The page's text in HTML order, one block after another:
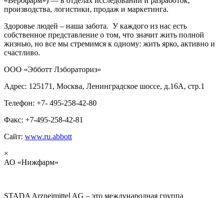
производства, логистики, продаж и маркетинга.
Здоровье людей – наша забота. У каждого из нас есть
собственное представление о том, что значит жить полной
жизнью, но все мы стремимся к одному: жить ярко, активно и
счастливо.
ООО «Эбботт Лэбораториз»
Адрес: 125171, Москва, Ленинградское шоссе, д.16А, стр.1
Телефон: +7- 495-258-42-80
Факс: +7-495-258-42-81
Сайт: www.ru.abbott
×
АО «Нижфарм»
STADA Arzneimittel AG – это международная группа